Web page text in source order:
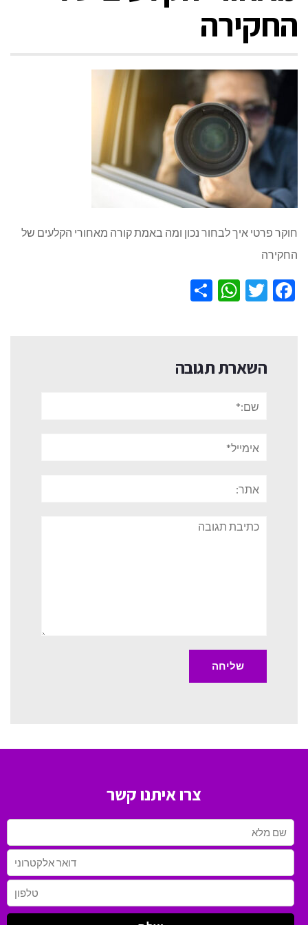
החקירה
חוקר פרטי איך לבחור נכון ומה באמת קורה מאחורי הקלעים של
החקירה
Facebook
Twitter
WhatsApp
השארת תגובה
תגובה
צרו איתנו קשר